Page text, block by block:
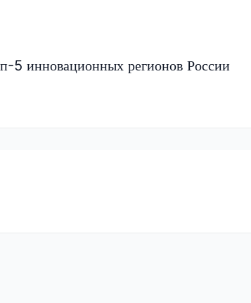
5 инновационных регионов России